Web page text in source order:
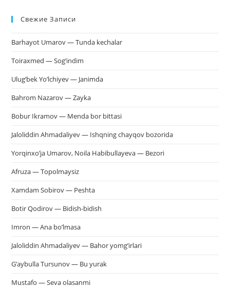
Свежие Записи
Barhayot Umarov — Tunda kechalar
Toiraxmed — Sog’indim
Ulug’bek Yo’lchiyev — Janimda
Bahrom Nazarov — Zayka
Bobur Ikramov — Menda bor bittasi
Jaloliddin Ahmadaliyev — Ishqning chayqov bozorida
Yorqinxo’ja Umarov, Noila Habibullayeva — Bezori
Afruza — Topolmaysiz
Xamdam Sobirov — Peshta
Botir Qodirov — Bidish-bidish
Imron — Ana bo’lmasa
Jaloliddin Ahmadaliyev — Bahor yomg’irlari
G’aybulla Tursunov — Bu yurak
Mustafo — Seva olasanmi